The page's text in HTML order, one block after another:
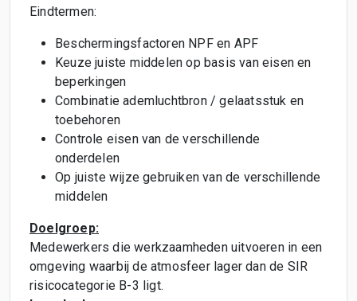
Eindtermen:
Beschermingsfactoren NPF en APF
Keuze juiste middelen op basis van eisen en
beperkingen
Combinatie ademluchtbron / gelaatsstuk en
toebehoren
Controle eisen van de verschillende
onderdelen
Op juiste wijze gebruiken van de verschillende
middelen
Doelgroep:
Medewerkers die werkzaamheden uitvoeren in een
omgeving waarbij de atmosfeer lager dan de SIR
risicocategorie B-3 ligt.